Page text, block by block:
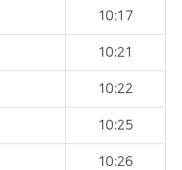
10:17
10:21
10:22
10:25
10:26